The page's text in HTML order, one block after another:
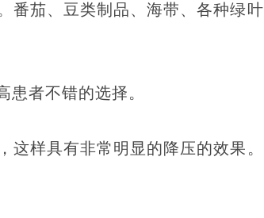
茄、豆类制品、海带、各种绿
者不错的选择。
样具有非常明显的降压的效果